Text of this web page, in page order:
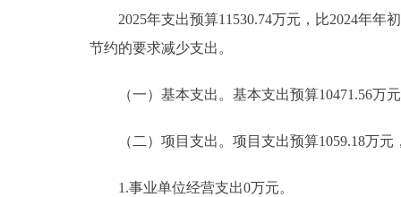
2025年支出预算11530.74万元，比2024年年初
节约的要求减少支出。
（一）基本支出。基本支出预算10471.56万元
（二）项目支出。项目支出预算1059.18万元
1.事业单位经营支出0万元。